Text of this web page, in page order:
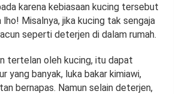
karena kebiasaan kucing tersebut
lho! Misalnya, jika kucing tak sengaja
seperti deterjen di dalam rumah.
tertelan oleh kucing, itu dapat
yang banyak, luka bakar kimiawi,
bernapas. Namun selain deterjen,